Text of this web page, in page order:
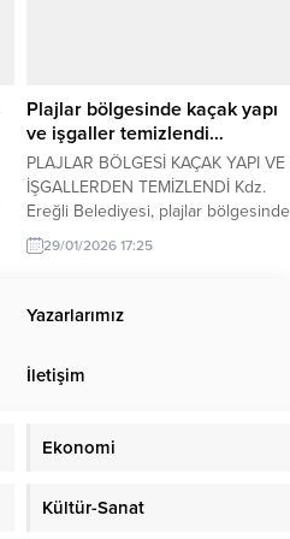
Plajlar bölgesinde kaçak yapı
ve işgaller temizlendi…
PLAJLAR BÖLGESİ KAÇAK YAPI VE
İŞGALLERDEN TEMİZLENDİ Kdz.
Ereğli Belediyesi, plajlar bölgesinde
izinsiz ve kanuna aykırı kaçak yapı
ile işgalleri kaldırdı. Zabıta Müdürü
düzensiz yapılara izin
Ereğli – Alaplı karayolu üzerinde
29/01/2026 17:25
Yazarlarımız
İletişim
Ekonomi
Kültür-Sanat